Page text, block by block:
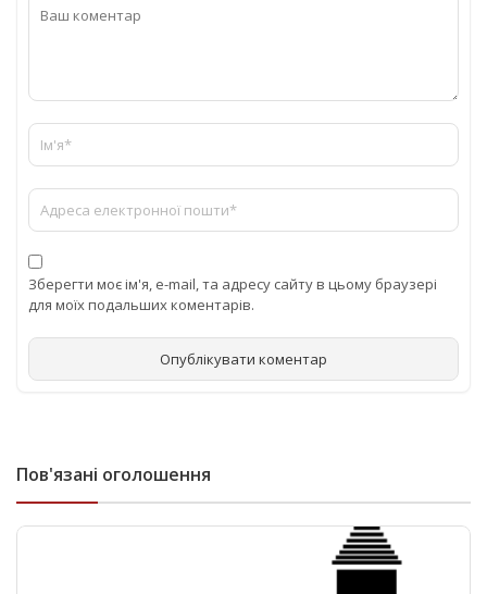
Зберегти моє ім'я, e-mail, та адресу сайту в цьому браузері
для моїх подальших коментарів.
Пов'язані оголошення